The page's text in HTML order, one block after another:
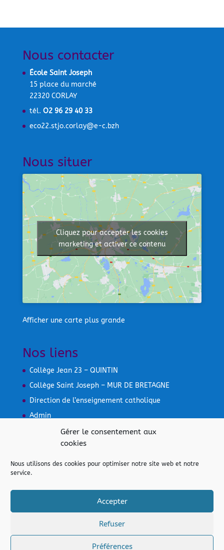
Gérer le consentement aux
cookies
Nous utilisons des cookies pour optimiser notre site web et notre
service.
Accepter
Refuser
Préférences
Nous contacter
École Saint Joseph
15 place du marché
22320 CORLAY
tél. O2 96 29 40 33
eco22.stjo.corlay@e-c.bzh
Nous situer
Cliquez pour accepter les cookies
marketing et activer ce contenu
Afficher une carte plus grande
Nos liens
Collège Jean 23 – QUINTIN
Collège Saint Joseph – MUR DE BRETAGNE
Direction de l’enseignement catholique
Admin
Mentions légales